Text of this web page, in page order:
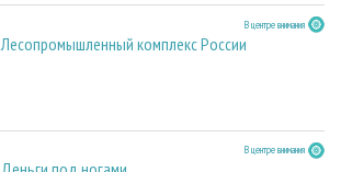
В центре внимания
Лесопромышленный комплекс России
В центре внимания